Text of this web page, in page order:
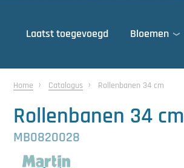
Laatst toegevoegd Bloemen
Koeling
Ontvochtiging
Home Catalogus Rollenbanen 34 cm
Rollenbanen 34 cm
MB0820028